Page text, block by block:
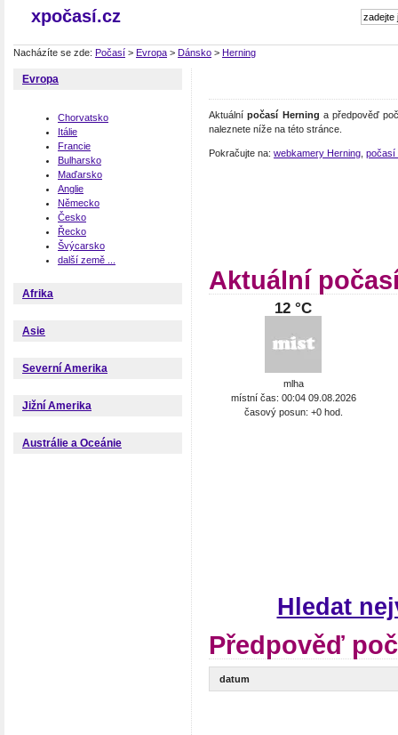
xpočasí.cz
Nacházíte se zde: Počasí > Evropa > Dánsko > Herning
Evropa
Chorvatsko
Itálie
Francie
Bulharsko
Maďarsko
Anglie
Německo
Česko
Řecko
Švýcarsko
další země ...
Afrika
Asie
Severní Amerika
Jižní Amerika
Austrálie a Oceánie
Aktuálnípočasí Herning a předpověď
naleznete níže na této stránce.
Pokračujte na: webkamery Herning počasí
Aktuální
12 °C
mlha
místní čas: 00:04 09.08.2026
časový posun: +0 hod.
Hledat
Předpověď
datum